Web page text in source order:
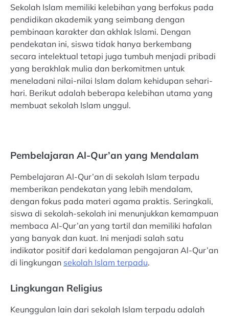
Sekolah Islam memiliki kelebihan yang berfokus pada
pendidikan akademik yang seimbang dengan
pembinaan karakter dan akhlak Islami. Dengan
pendekatan ini, siswa tidak hanya berkembang
secara intelektual tetapi juga tumbuh menjadi pribadi
yang berakhlak mulia dan berkomitmen untuk
meneladani nilai-nilai Islam dalam kehidupan sehari-
hari. Berikut adalah beberapa kelebihan utama yang
membuat sekolah Islam unggul.
Pembelajaran Al-Qur’an yang Mendalam
Pembelajaran Al-Qur’an di sekolah Islam terpadu
memberikan pendekatan yang lebih mendalam,
dengan fokus pada materi agama praktis. Seringkali,
siswa di sekolah-sekolah ini menunjukkan kemampuan
membaca Al-Qur’an yang tartil dan memiliki hafalan
yang banyak dan kuat. Ini menjadi salah satu
indikator positif dari kedalaman pengajaran Al-Qur’an
di lingkungan sekolah Islam terpadu.
Lingkungan Religius
Keunggulan lain dari sekolah Islam terpadu adalah